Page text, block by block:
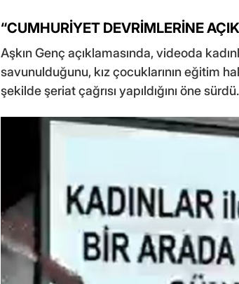
“CUMHURİYET DEVRİMLERİNE
Aşkın Genç açıklamasında, videoda
savunulduğunu, kız çocuklarının eğitim
şekilde şeriat çağrısı yapıldığını öne sürdü.